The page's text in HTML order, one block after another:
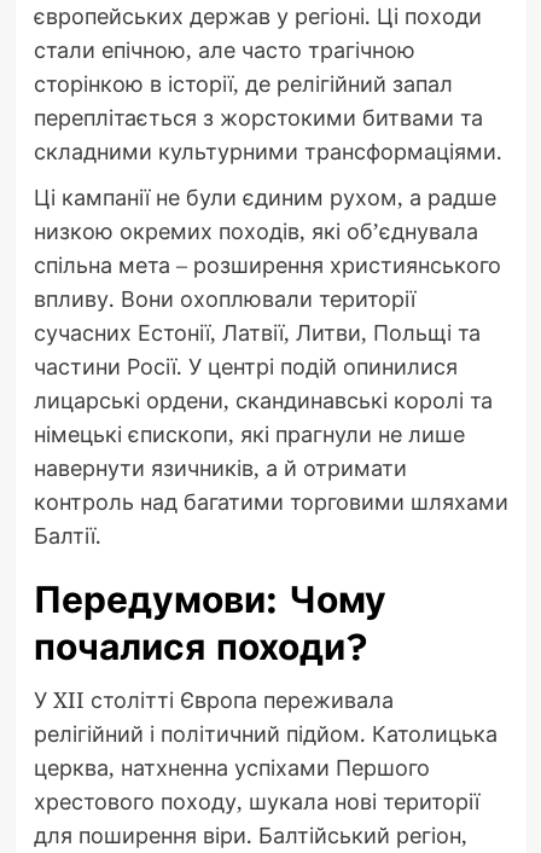
європейських держав у регіоні. Ці походи
стали епічною, але часто трагічною
сторінкою в історії, де релігійний запал
переплітається з жорстокими битвами та
складними культурними трансформаціями.
Ці кампанії не були єдиним рухом, а радше
низкою окремих походів, які об’єднувала
спільна мета – розширення християнського
впливу. Вони охоплювали території
сучасних Естонії, Латвії, Литви, Польщі та
частини Росії. У центрі подій опинилися
лицарські ордени, скандинавські королі та
німецькі єпископи, які прагнули не лише
навернути язичників, а й отримати
контроль над багатими торговими шляхами
Балтії.
Передумови: Чому
почалися походи?
У XII столітті Європа переживала
релігійний і політичний підйом. Католицька
церква, натхненна успіхами Першого
хрестового походу, шукала нові території
для поширення віри. Балтійський регіон,